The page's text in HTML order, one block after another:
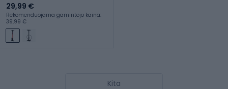
29,99 €
Rekomenduojama gamintojo kaina:
39,99 €
Kita